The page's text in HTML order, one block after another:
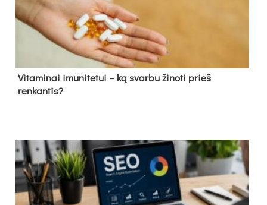
Vitaminai imunitetui – ką svarbu žinoti prieš
renkantis?